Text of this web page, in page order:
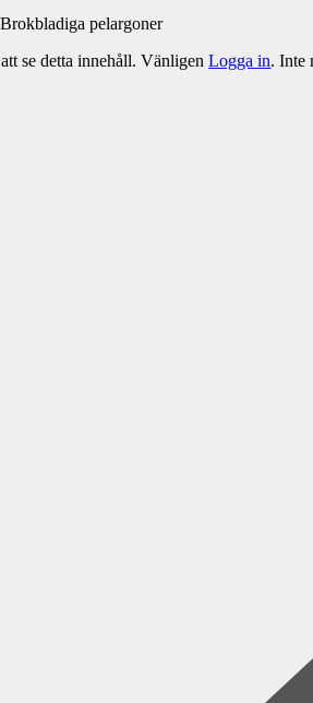
Brokbladiga pelargoner
se detta innehåll. VänligenLogga in. Inte